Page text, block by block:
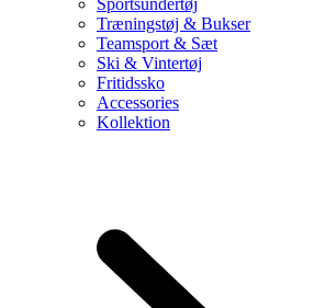
Træningstøj & Bukser
Teamsport & Sæt
Ski & Vintertøj
Fritidssko
Accessories
Kollektion